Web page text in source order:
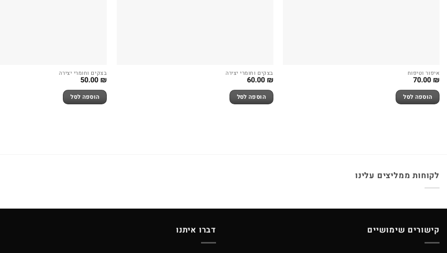
איפור וטיפוח
70.00 ₪
הוספה לסל
בצקים וחומרי יצירה
60.00 ₪
הוספה לסל
בצקים וחומרי יצירה
50.00 ₪
הוספה לסל
לקוחות ממליצים עלינו
קישורים שימושיים דברו איתנו